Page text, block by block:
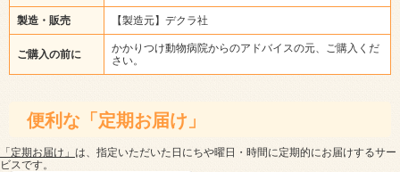
製造・販売 【製造元】デクラ社
ご購入の前に
かかりつけ動物病院からのアドバイスの元、ご購入くだ
さい。
便利な「定期お届け」
「定期お届け」 は、指定いただいた日にちや曜日・時間に定期的にお届けするサー
ビスです。